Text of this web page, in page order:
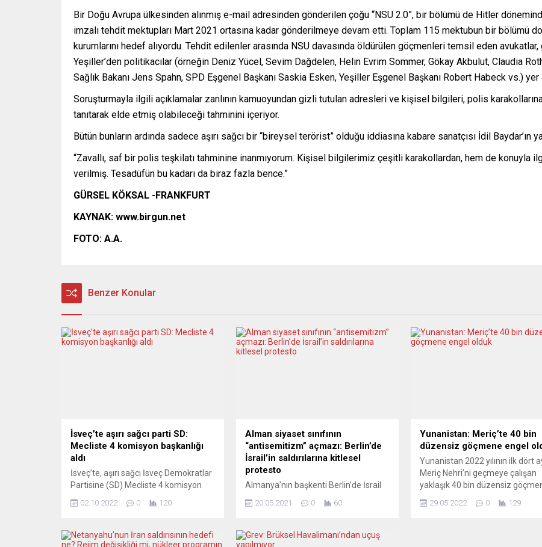
Bir Doğu Avrupa ülkesinden alınmış e-mail adresinden gönderilen çoğu “NSU 2.0”, bir bölümü de Hitler
imzalı tehdit mektupları Mart 2021 ortasına kadar gönderilmeye devam etti. Toplam 115 mektubun bir bölümü
kurumlarını hedef alıyordu. Tehdit edilenler arasında NSU davasında öldürülen göçmenleri temsil eden
Yeşiller’den politikacılar (örneğin Deniz Yücel, Sevim Dağdelen, Helin Evrim Sommer, Gökay Akbulut, Claudia
Sağlık Bakanı Jens Spahn, SPD Eşgenel Başkanı Saskia Esken, Yeşiller Eşgenel Başkanı Robert Habeck vs.) yer
Soruşturmayla ilgili açıklamalar zanlının kamuoyundan gizli tutulan adresleri ve kişisel bilgileri, polis
tanıtarak elde etmiş olabileceği tahminini içeriyor.
Bütün bunların ardında sadece aşırı sağcı bir “bireysel terörist” olduğu iddiasına kabare sanatçısı İdil Baydar’ın
“Zavallı, saf bir polis teşkilatı tahminine inanmıyorum. Kişisel bilgilerimiz çeşitli karakollardan, hem de konuyla
verilmiş. Tesadüfün bu kadarı da biraz fazla bence.”
GÜRSEL KÖKSAL -FRANKFURT
KAYNAK: www.birgun.net
FOTO: A.A.
Benzer Konular
İsveç’te aşırı sağcı parti SD:
Mecliste 4 komisyon başkanlığı
aldı
İsveç’te, aşırı sağcı İsveç Demokratlar
Partisine (SD) Mecliste 4 komisyon
televizyonu SVT’nin haberine göre,
seçimler sonrası hükümet kurma
görevini sürdüren ılımlı Muhafazakar
02.10.2022 0 120
Alman siyaset sınıfının
“antisemitizm” açmazı: Berlin’de
İsrail’in saldırılarına kitlesel
protesto
Almanya’nın başkenti Berlin’de İsrail
Şeridi’nde Filistinlilere yönelik kanlı
Protestocular Filistin’de ırkçı bir trajedi
yaşandığını belirterek, bu gösterilerin
20.05.2021 0 60
Yunanistan: Meriç’te 40 bin
düzensiz göçmene engel
Yunanistan 2022 yılının ilk dört
Meriç Nehri’ni geçmeye çalışan
yaklaşık 40 bin düzensiz
yıl başından bu yana Meriç Nehri
29.05.2022 0 129